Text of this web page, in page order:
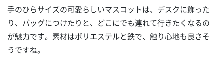
手のひらサイズの可愛らしいマスコットは、デスクに飾った
り、バッグにつけたりと、どこにでも連れて行きたくなるの
が魅力です。素材はポリエステルと鉄で、触り心地も良さそ
うですね。